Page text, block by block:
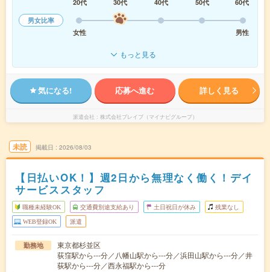
20代
30代 40代 50代
60代
男女比率
女性
男性
もっと見る
気になる! 応募へ進む 詳しく見る
派遣会社 株式会社ブレイブ（マイナビグループ）
未読 掲載日 2026/08/03
【日払いOK！】週2日から無理なく働く！デイ
サービススタッフ
職種未経験OK 交通費別途支給あり 土日祝日が休み 残業なし
WEB登録OK 派遣
勤務地
東京都杉並区
荻窪駅から---分／八幡山駅から---分／浜田山駅から---分／井
荻駅から---分／西永福駅から---分